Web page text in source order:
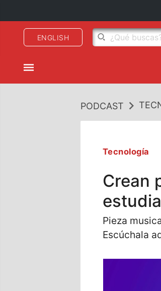
ENGLISH
PODCAST
Tecnología
Crean
Pieza
Escúchala